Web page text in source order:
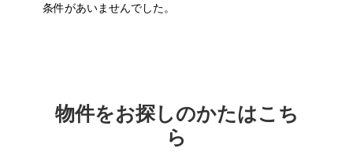
条件があいませんでした。
物件をお探しのかたはこち
ら